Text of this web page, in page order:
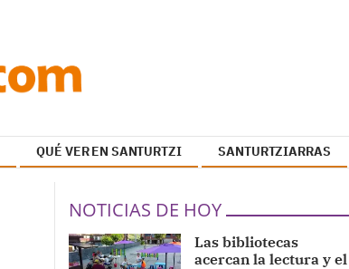
QUÉ VER EN SANTURTZI SANTURTZIARRAS
NOTICIAS DE HOY
Las bibliotecas
acercan la lectura y el